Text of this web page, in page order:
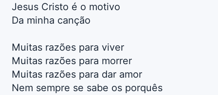
Jesus Cristo é o motivo
Da minha canção
Muitas razões para viver
Muitas razões para morrer
Muitas razões para dar amor
Nem sempre se sabe os porquês